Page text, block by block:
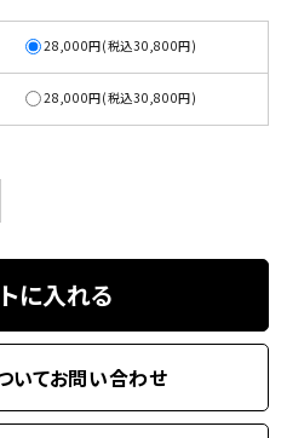
28,000円(税込30,800円)
28,000円(税込30,800円)
に入れる
いてお問い合わせ